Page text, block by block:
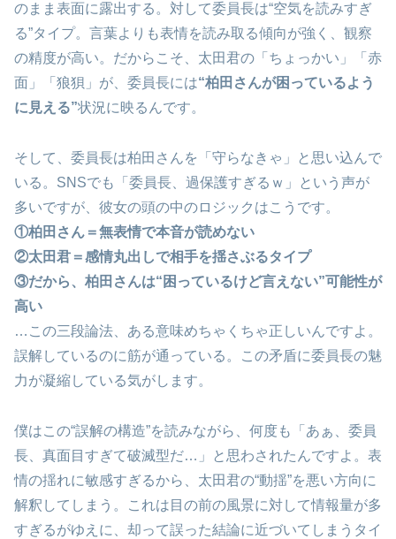
のまま表面に露出する。対して委員長は“空気を読みすぎ
る”タイプ。言葉よりも表情を読み取る傾向が強く、観察
の精度が高い。だからこそ、太田君の「ちょっかい」「赤
面」「狼狽」が、委員長には“柏田さんが困っているよう
に見える”状況に映るんです。
そして、委員長は柏田さんを「守らなきゃ」と思い込んで
いる。SNSでも「委員長、過保護すぎるｗ」という声が
多いですが、彼女の頭の中のロジックはこうです。
①柏田さん＝無表情で本音が読めない
②太田君＝感情丸出しで相手を揺さぶるタイプ
③だから、柏田さんは“困っているけど言えない”可能性が
高い
…この三段論法、ある意味めちゃくちゃ正しいんですよ。
誤解しているのに筋が通っている。この矛盾に委員長の魅
力が凝縮している気がします。
僕はこの“誤解の構造”を読みながら、何度も「あぁ、委員
長、真面目すぎて破滅型だ…」と思わされたんですよ。表
情の揺れに敏感すぎるから、太田君の“動揺”を悪い方向に
解釈してしまう。これは目の前の風景に対して情報量が多
すぎるがゆえに、却って誤った結論に近づいてしまうタイ